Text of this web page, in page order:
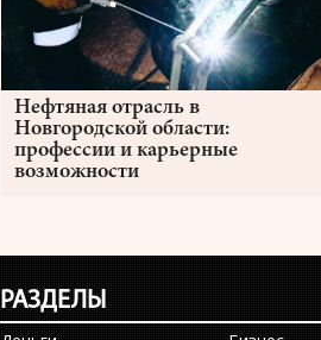
Нефтяная отрасль в
Новгородской области:
профессии и карьерные
возможности
РАЗДЕЛЫ